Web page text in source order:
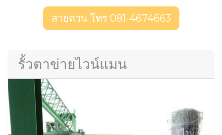
สายด่วน โทร 081-4674663
รั้วตาข่ายไวน์แมน